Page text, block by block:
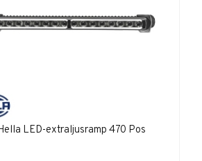
LED-extraljusramp 470 Pos